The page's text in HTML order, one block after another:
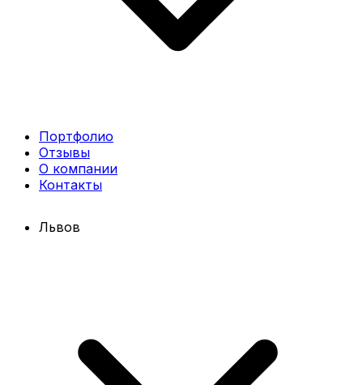
Портфолио
Отзывы
О компании
Контакты
Львов